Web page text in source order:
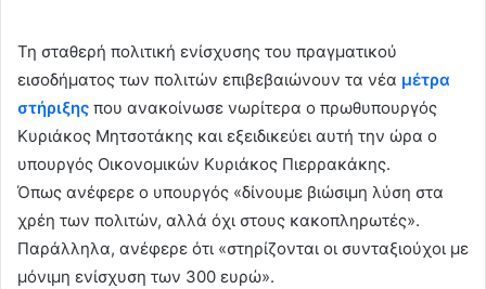
Τη σταθερή πολιτική ενίσχυσης του πραγματικού
εισοδήματος των πολιτών επιβεβαιώνουν τα νέα μέτρα
στήριξης που ανακοίνωσε νωρίτερα ο πρωθυπουργός
Κυριάκος Μητσοτάκης και εξειδικεύει αυτή την ώρα ο
υπουργός Οικονομικών Κυριάκος Πιερρακάκης.
Όπως ανέφερε ο υπουργός «δίνουμε βιώσιμη λύση στα
χρέη των πολιτών, αλλά όχι στους κακοπληρωτές».
Παράλληλα, ανέφερε ότι «στηρίζονται οι συνταξιούχοι με
μόνιμη ενίσχυση των 300 ευρώ».